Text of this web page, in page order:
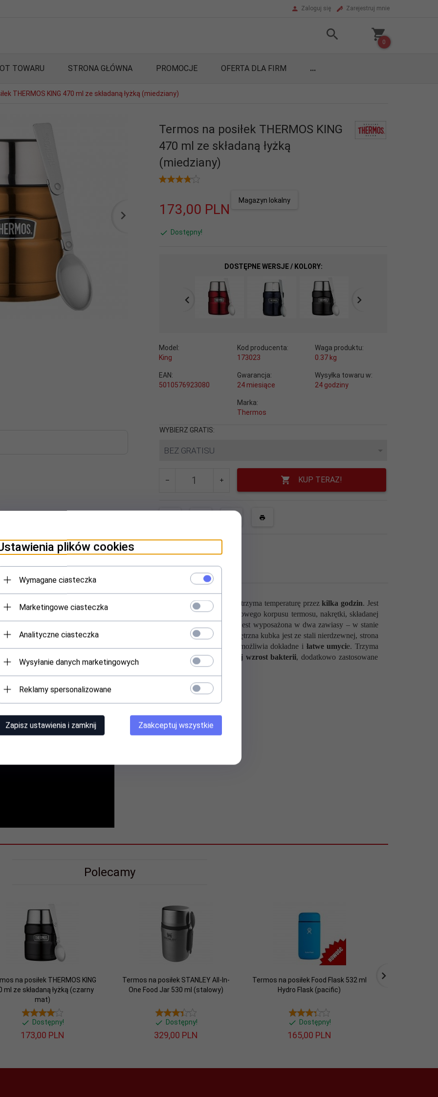
Zaloguj się Zarejestruj mnie
0
TOWARU STRONA GŁÓWNA PROMOCJE OFERTA DLA FIRM ...
THERMOS KING 470 ml ze składaną łyżką (miedziany)
Termos na posiłek THERMOS KING
470 ml ze składaną łyżką
(miedziany)
173,00 PLN
Magazyn lokalny
Dostępny!
DOSTĘPNE WERSJE / KOLORY:
Model:
King
Kod producenta:
173023
Waga produktu:
0.37 kg
EAN:
5010576923080
Gwarancja:
24 miesiące
Wysyłka towaru w:
24 godziny
Marka:
Thermos
WYBIERZ GRATIS:
BEZ GRATISU
KUP TERAZ!
VIDEO OPINIE KLIENTÓW
w technologii próżniowej , dzięki czemu posiłek sporządzony rano utrzyma temperaturę przezkilka godzin. Jest
Otwieranie termosu jest bardzo proste i szybkie.
Składa się z dwuściankowego korpusu termosu, nakrętki, składanej
łatwe napełnianie, nabieranie i konserwację termosu. Składana łyżka jest wyposażona w dwa zawiasy – w stanie
jest perforowana dla łatwego otwierania/zamykania termosu. Strona zewnętrzna kubka jest ze stali nierdzewnej, strona
osiąga doskonałe właściwości izolacyjne.Praktyczny design nakrętki umożliwia dokładne i łatwe umycie. Trzyma
termosu wyprodukowano z odpornejstali nierdzewnej spowalniającej wzrost bakterii, dodatkowo zastosowane
Należy myć ręcznie.
Polecamy
na posiłek THERMOS KING
ml ze składaną łyżką (czarny
mat)
Dostępny!
173,00 PLN
Termos na posiłek STANLEY All-In-
One Food Jar 530 ml (stalowy)
Dostępny!
329,00 PLN
Termos na posiłek Food Flask 532 ml
Hydro Flask (pacific)
Dostępny!
165,00 PLN
plików cookies
Wymagane ciasteczka
Marketingowe ciasteczka
Analityczne ciasteczka
Wysyłanie danych marketingowych
Reklamy spersonalizowane
Zapisz ustawienia i zamknij Zaakceptuj wszystkie